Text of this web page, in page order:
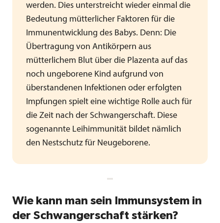
werden. Dies unterstreicht wieder einmal die
Bedeutung mütterlicher Faktoren für die
Immunentwicklung des Babys. Denn: Die
Übertragung von Antikörpern aus
mütterlichem Blut über die Plazenta auf das
noch ungeborene Kind aufgrund von
überstandenen Infektionen oder erfolgten
Impfungen spielt eine wichtige Rolle auch für
die Zeit nach der Schwangerschaft. Diese
sogenannte Leihimmunität bildet nämlich
den Nestschutz für Neugeborene.
Wie kann man sein Immunsystem in
der Schwangerschaft stärken?